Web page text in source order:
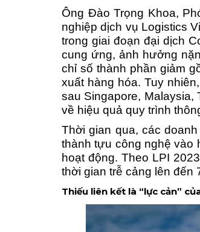
Ông Đào Trọng Khoa,
nghiệp dịch vụ Logistics
trong giai đoạn đại dịch
cung ứng, ảnh hưởng
chỉ số thành phần giảm
xuất hàng hóa. Tuy
sau Singapore, Malaysia,
về hiệu quả quy trình
Thời gian qua, các
thành tựu công nghệ vào
hoạt động.Theo LPI
thời gian trễ cảng lên đến
Thiếu liên kết là “lực cản”